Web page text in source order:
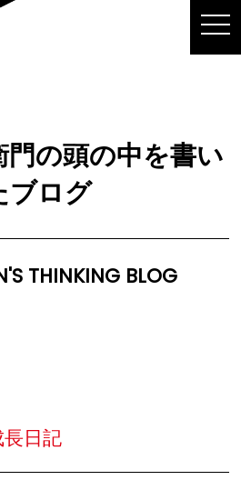
門の頭の中を書い
ブログ
THINKING BLOG
長日記